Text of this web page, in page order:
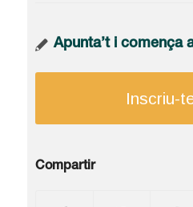
Apunta’t i comença
Inscriu-
Compartir